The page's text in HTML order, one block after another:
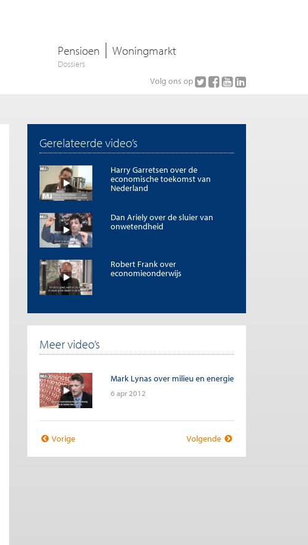
Pensioen Woningmarkt
Dossiers
Volg ons op
Gerelateerde video’s
Harry Garretsen over de
economische toekomst van
Nederland
Dan Ariely over de sluier van
onwetendheid
Robert Frank over
economieonderwijs
Meer video’s
Mark Lynas over milieu en energie
6 apr 2012
Vorige Volgende